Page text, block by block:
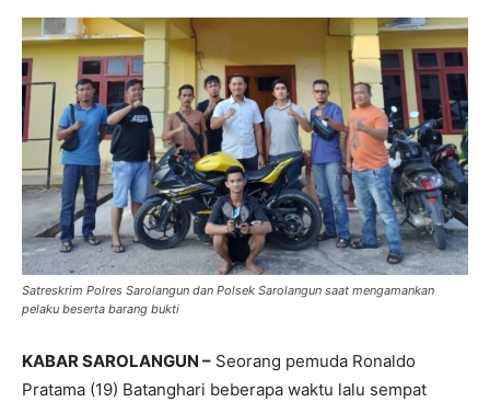
Satreskrim Polres Sarolangun dan Polsek Sarolangun saat mengamankan
pelaku beserta barang bukti
KABAR SAROLANGUN – Seorang pemuda Ronaldo
Pratama (19) Batanghari beberapa waktu lalu sempat